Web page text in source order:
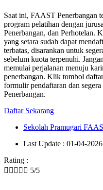
Saat ini, FAAST Penerbangan
program pelatihan dengan
Penerbangan, dan Perhotelan.
yang setara sudah dapat
terbatas, disarankan untuk
sebelum kuota terpenuhi.
memulai perjalanan menuju
penerbangan. Klik tombol
formulir pendaftaran dan
Penerbangan.
Daftar Sekarang
Sekolah Pramugari
Last Update : 01-04-2026
Rating :
     5/5